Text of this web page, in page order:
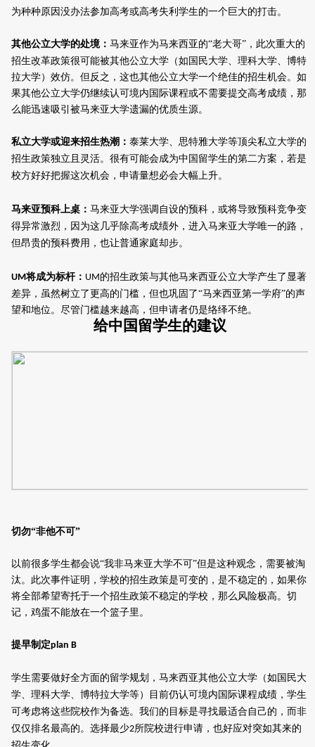
为种种原因没办法参加高考或高考失利学生的一个巨大的打击。
其他公立大学的处境： 马来亚作为马来西亚的“老大哥”，此次重大的
招生改革政策很可能被其他公立大学（如国民大学、理科大学、博特
拉大学）效仿。但反之，这也其他公立大学一个绝佳的招生机会。如
果其他公立大学仍继续认可境内国际课程或不需要提交高考成绩，那
么能迅速吸引被马来亚大学遗漏的优质生源。
私立大学或迎来招生热潮 ： 泰莱大学、思特雅大学等顶尖私立大学的
招生政策独立且灵活。 很有可能会成为中国留学生的第二方案， 若是
校方好好把握这次机会， 申请量想必会大幅上升。
马来亚预科上桌 ： 马来亚大学强调自设的预科 ，或将导致预科竞争变
得异常激烈， 因为这几乎除高考成绩外， 进入马来亚大学唯一的路，
但昂贵的预科费用，也让普通家庭却步。
UM将成为标杆： UM的招生政策与其他马来西亚公立大学产生了显著
差异，虽然树立了更高的门槛，但也巩固了“马来西亚第一学府”的声
望和地位。尽管门槛越来越高，但申请者仍是络绎不绝。
给中国留学生的建议
切勿“非他不可”
以前很多学生都会说“我非马来亚大学不可”但是这种观念，需要被淘
汰。此次事件证明，学校的招生政策是可变的，是不稳定的，如果你
将全部希望寄托于一个招生政策不稳定的学校，那么风险极高。切
记，鸡蛋不能放在一个篮子里。
提早制定plan B
学生需要做好全方面的留学规划， 马来西亚其他公立大学（如国民大
学、理科大学、博特拉大学等）目前仍认可境内国际课程成绩，学生
可考虑将这些院校作为备选。 我们的目标是寻找最适合自己的，而非
仅仅排名最高的。选择最少2所院校进行申请，也好应对突如其来的